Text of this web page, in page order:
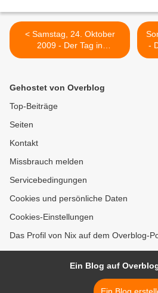
< Samstag, 24. Oktober
2009 - Der Tag in
Stichworten
Gehostet von Overblog
Top-Beiträge
Seiten
Kontakt
Missbrauch melden
Servicebedingungen
Cookies und persönliche Daten
Cookies-Einstellungen
Das Profil von Nix auf dem Overblog-
Ein Blog auf